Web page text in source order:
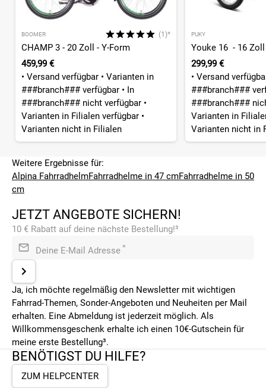
BOOMER (1)*
CHAMP 3 - 20 Zoll - Y-Form
459,99 €
• Versand verfügbar • Varianten in
###branch### verfügbar • In
###branch### nicht verfügbar •
Varianten in Filialen verfügbar •
Varianten nicht in Filialen
PUKY
Youke 16 - 16 Zoll
299,99 €
• Versand
###branch###
###branch###
Varianten in
Varianten nicht in
Weitere Ergebnisse für:
Alpina FahrradhelmFahrradhelme in 47 cmFahrradhelme in 50
cm
JETZT ANGEBOTE SICHERN!
10 € Rabatt auf deine nächste Bestellung!³
Deine E-Mail Adresse *
Ja, ich möchte regelmäßig den Newsletter mit wichtigen
Fahrrad-Themen, Sonder-Angeboten und Neuheiten per Mail
erhalten. Eine Abmeldung ist jederzeit möglich. Als
Willkommensgeschenk erhalte ich einen 10€-Gutschein für
meine erste Bestellung³.
BENÖTIGST DU HILFE?
ZUM HELPCENTER